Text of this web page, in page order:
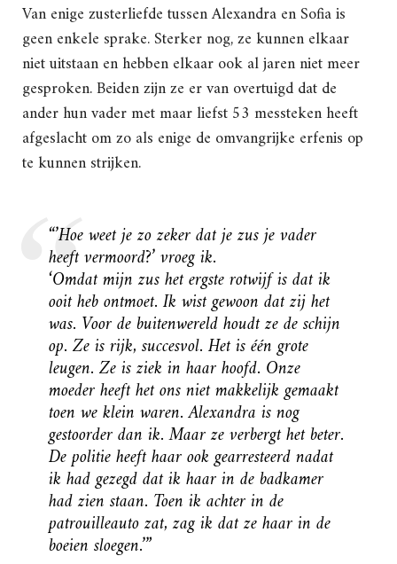
Van enige zusterliefde tussen Alexandra en Sofia is
geen enkele sprake. Sterker nog, ze kunnen elkaar
niet uitstaan en hebben elkaar ook al jaren niet meer
gesproken. Beiden zijn ze er van overtuigd dat de
ander hun vader met maar liefst 53 messteken heeft
afgeslacht om zo als enige de omvangrijke erfenis op
te kunnen strijken.
“’Hoe weet je zo zeker dat je zus je vader
heeft vermoord?’ vroeg ik.
‘Omdat mijn zus het ergste rotwijf is dat ik
ooit heb ontmoet. Ik wist gewoon dat zij het
was. Voor de buitenwereld houdt ze de schijn
op. Ze is rijk, succesvol. Het is één grote
leugen. Ze is ziek in haar hoofd. Onze
moeder heeft het ons niet makkelijk gemaakt
toen we klein waren. Alexandra is nog
gestoorder dan ik. Maar ze verbergt het beter.
De politie heeft haar ook gearresteerd nadat
ik had gezegd dat ik haar in de badkamer
had zien staan. Toen ik achter in de
patrouilleauto zat, zag ik dat ze haar in de
boeien sloegen.’”